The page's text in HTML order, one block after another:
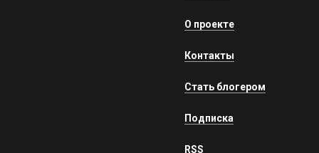
О проекте
Контакты
Стать блогером
Подписка
RSS